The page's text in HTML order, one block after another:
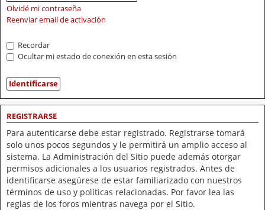
Olvidé mi contraseña
Reenviar email de activación
Recordar
Ocultar mi estado de conexión en esta sesión
REGISTRARSE
Para autenticarse debe estar registrado. Registrarse tomará
solo unos pocos segundos y le permitirá un amplio acceso al
sistema. La Administración del Sitio puede además otorgar
permisos adicionales a los usuarios registrados. Antes de
identificarse asegúrese de estar familiarizado con nuestros
términos de uso y políticas relacionadas. Por favor lea las
reglas de los foros mientras navega por el Sitio.